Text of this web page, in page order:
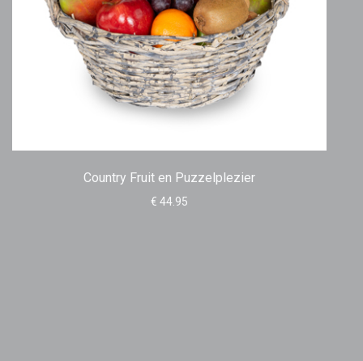
Country Fruit en Puzzelplezier
€ 44.95